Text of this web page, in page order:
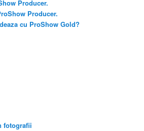
Producer.
Producer.
cu ProShow Gold?
fotografii